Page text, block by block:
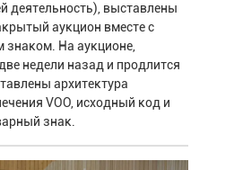
деятельность), выставлены
аукцион вместе с
На аукционе,
недели назад и продлится
архитектура
VOO, исходный код и
знак.